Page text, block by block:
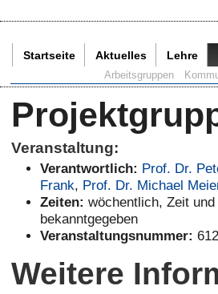
Startseite Aktuelles Lehre
Arbeitsgruppen
Veranstaltung:
Verantwortlich: Prof. Dr.
Frank, Prof. Dr. Michael
Zeiten: wöchentlich, Zeit
bekanntgegeben
Veranstaltungsnummer:
Weitere